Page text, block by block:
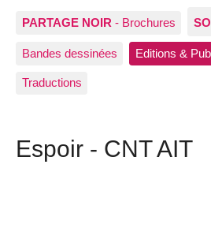
PARTAGE NOIR - Brochures
Bandes dessinées Editions &
Traductions
Espoir - CNT AIT